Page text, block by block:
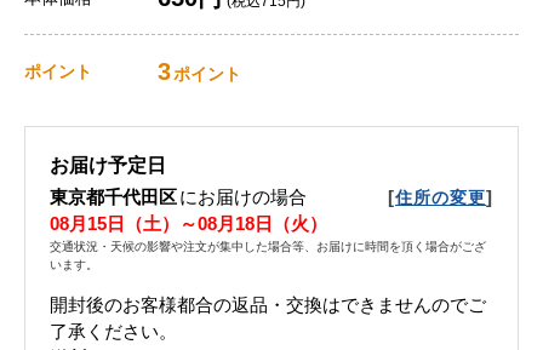
ポイント 3ポイント
お届け予定日
東京都千代田区にお届けの場合 [住所の変更]
08月15日（土）～08月18日（火）
交通状況・天候の影響や注文が集中した場合等、お届けに時間を頂く場合がござ
います。
開封後のお客様都合の返品・交換はできませんのでご
了承ください。